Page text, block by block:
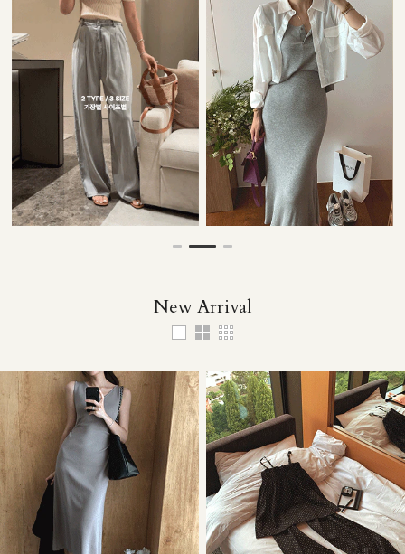
35,000원 33,000원
New Arrival